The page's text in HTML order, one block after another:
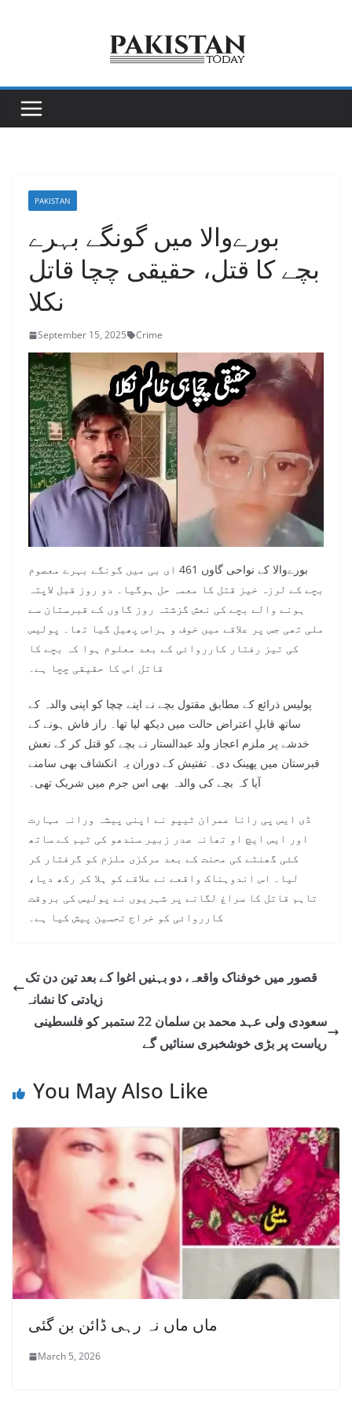
PAKISTAN
بورےوالا میں گونگے بہرے
بچے کا قتل، حقیقی چچا قاتل
نکلا
September 15, 2025 Crime
بورےوالا کے نواحی گاوں 461 ای بی میں گونگے بہرے معصوم
بچے کے لرزہ خیز قتل کا معمہ حل ہوگیا۔ دو روز قبل لاپتہ
ہونے والے بچے کی نعش گزشتہ روز گاوں کے قبرستان سے
ملی تھی جس پر علاقے میں خوف و ہراس پھیل گیا تھا۔ پولیس
کی تیز رفتار کارروائی کے بعد معلوم ہوا کہ بچے کا
قاتل اس کا حقیقی چچا ہے۔
پولیس ذرائع کے مطابق مقتول بچے نے اپنے چچا کو اپنی والدہ کے
ساتھ قابلِ اعتراض حالت میں دیکھ لیا تھا۔ راز فاش ہونے کے
خدشے پر ملزم اعجاز ولد عبدالستار نے بچے کو قتل کر کے نعش
قبرستان میں پھینک دی۔ تفتیش کے دوران یہ انکشاف بھی سامنے
آیا کہ بچے کی والدہ بھی اس جرم میں شریک تھی۔
ڈی ایس پی رانا عمران ٹیپو نے اپنی پیشہ ورانہ مہارت
اور ایس ایچ او تھانہ صدر زبیر سندھو کی ٹیم کے ساتھ
کئی گھنٹے کی محنت کے بعد مرکزی ملزم کو گرفتار کر
لیا۔ اس اندوہناک واقعے نے علاقے کو ہلا کر رکھ دیا،
تاہم قاتل کا سراغ لگانے پر شہریوں نے پولیس کی بروقت
کارروائی کو خراج تحسین پیش کیا ہے۔
قصور میں خوفناک واقعہ، دو بہنیں اغوا کے بعد تین دن تک
زیادتی کا نشانہ
سعودی ولی عہد محمد بن سلمان 22 ستمبر کو فلسطینی
ریاست پر بڑی خوشخبری سنائیں گے
You May Also Like
ماں ماں نہ رہی ڈائن بن گئی
March 5, 2026